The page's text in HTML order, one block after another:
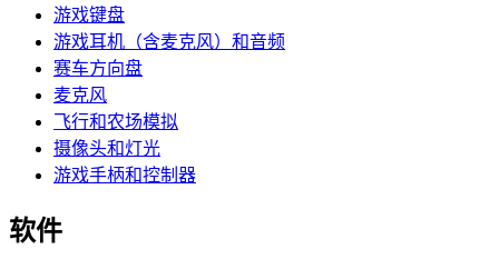
游戏键盘
游戏耳机（含麦克风）和音频
赛车方向盘
麦克风
飞行和农场模拟
摄像头和灯光
游戏手柄和控制器
软件